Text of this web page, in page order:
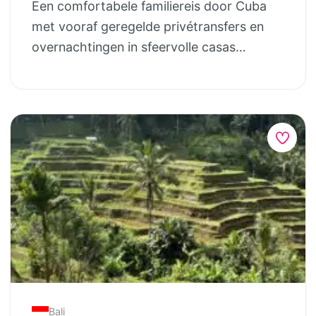
Chengdu Dag 11 – 12: Chengdu en de
pandaberen Dag 13: Fasttrain naar Guilin
en transfer naar Yangshuo Dag 14 – 15:
19: terugvlucht vanuit Hongkong Inclusief
– aankomsttransfer – overnachtingen in
goede middenklas hotels met zwembad
en ontbijt – highspeedtreinen naar
Pingyao, Xian, Chengdu, Guilin en naar
Hongkong – excursies Chinese muur,
Terracotta leger en het Panda Base center
– fietsen en varen Yangshuo –
stationtransfer van en naar Guilin – info
van je local Hero (oa. 24/7 noodnummer)
Een comfortabele familiereis door Cuba
met vooraf geregelde privétransfers en
overnachtingen in sfeervolle casas
gewoon op straat en doe een spelletje
domino mee. Relaxen op een wit
zandstrand hoort er ook bij. Een relaxed
avontuur voor de hele familie. Programma
Dag 1 -2: Aankomst in Havana Dag 2 – 3:
Ontdek Havana, oldtimer stadstour Dag 4:
van Havana naar Viñales Dag 5: Verken
Viñales te voet of te paard Dag 6: van
naar Trinidad Dag 8 – 9: Met de fietstaxi
Bali